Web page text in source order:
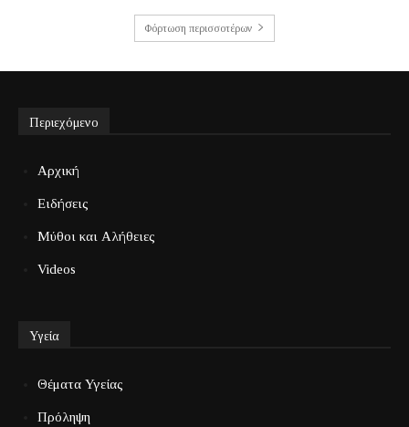
Φόρτωση περισσοτέρων
Περιεχόμενο
Αρχική
Ειδήσεις
Μύθοι και Αλήθειες
Videos
Υγεία
Θέματα Υγείας
Πρόληψη